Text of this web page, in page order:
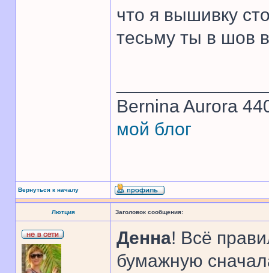
что я вышивку
тесьму ты в шов
Bernina Aurora
мой блог
Вернуться к началу
Лютция Заголовок сообщения:
Денна! Всё
бумажную